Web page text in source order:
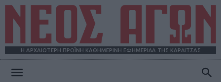
Η ΑΡΧΑΙΟΤΕΡΗ ΠΡΩΪΝΗ ΚΑΘΗΜΕΡΙΝΗ ΕΦΗΜΕΡΙΔΑ ΤΗΣ ΚΑΡΔΙΤΣΑΣ